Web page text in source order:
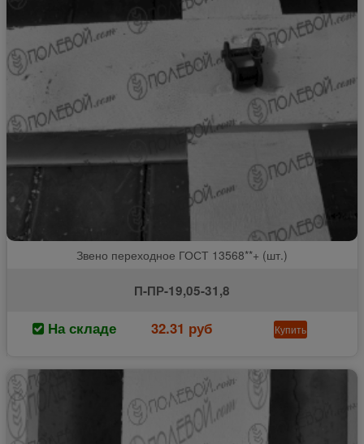
Звено переходное ГОСТ 13568**+ (шт.)
П-ПР-19,05-31,8
На складе 32.31 руб Купить